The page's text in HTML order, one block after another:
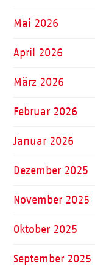
Mai 2026
April 2026
März 2026
Februar 2026
Januar 2026
Dezember 2025
November 2025
Oktober 2025
September 2025